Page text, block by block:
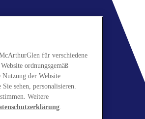
für verschiedene
ordnungsgemäß
der Website
sehen, personalisieren.
Weitere
.